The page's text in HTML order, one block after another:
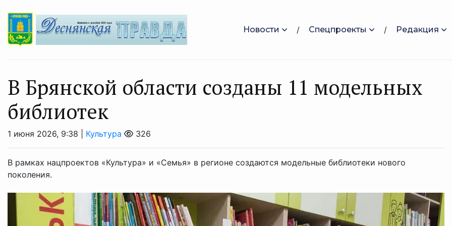
Новости Спецпроекты Редакция
В Брянской области созданы 11 модельных
библиотек
1 июня 2026, 9:38 | Культура 326
В рамках нацпроектов «Культура» и «Семья» в регионе создаются модельные библиотеки нового
поколения.